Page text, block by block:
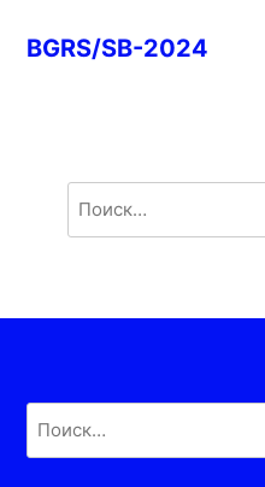
BGRS/SB-2024
Найти: